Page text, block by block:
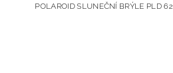
POLAROID SLUNEČNÍ BRÝLE PLD